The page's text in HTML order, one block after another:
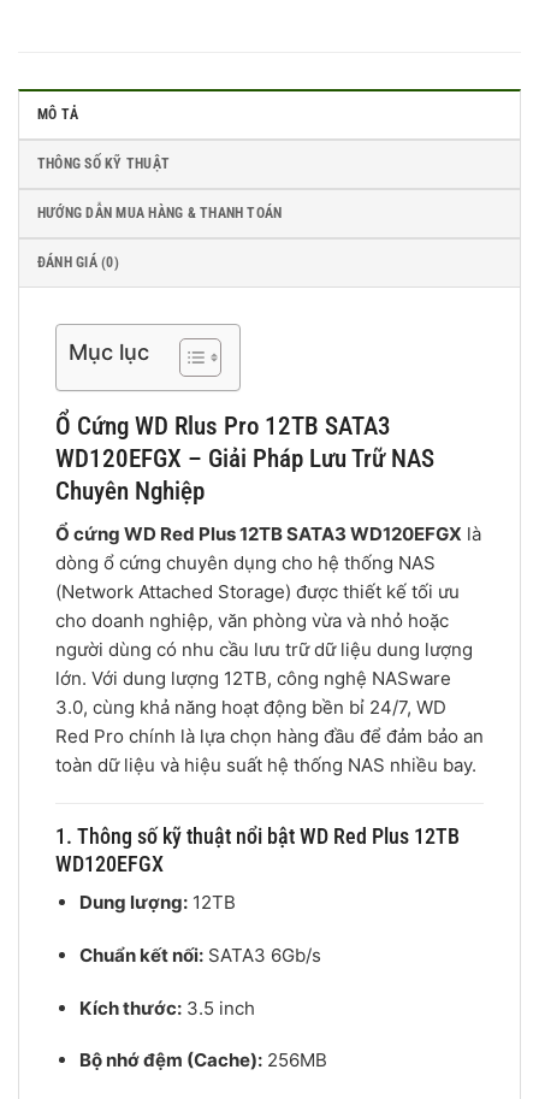
MÔ TẢ
THÔNG SỐ KỸ THUẬT
HƯỚNG DẪN MUA HÀNG & THANH TOÁN
ĐÁNH GIÁ (0)
Mục lục
Ổ Cứng WD Rlus Pro 12TB SATA3
WD120EFGX – Giải Pháp Lưu Trữ NAS
Chuyên Nghiệp
Ổ cứng WD Red Plus 12TB SATA3 WD120EFGX là
dòng ổ cứng chuyên dụng cho hệ thống NAS
(Network Attached Storage) được thiết kế tối ưu
cho doanh nghiệp, văn phòng vừa và nhỏ hoặc
người dùng có nhu cầu lưu trữ dữ liệu dung lượng
lớn. Với dung lượng 12TB, công nghệ NASware
3.0, cùng khả năng hoạt động bền bỉ 24/7, WD
Red Pro chính là lựa chọn hàng đầu để đảm bảo an
toàn dữ liệu và hiệu suất hệ thống NAS nhiều bay.
1. Thông số kỹ thuật nổi bật WD Red Plus 12TB
WD120EFGX
Dung lượng:12TB
Chuẩn kết nối:SATA3 6Gb/s
Kích thước:3.5 inch
Bộ nhớ đệm (Cache):256MB